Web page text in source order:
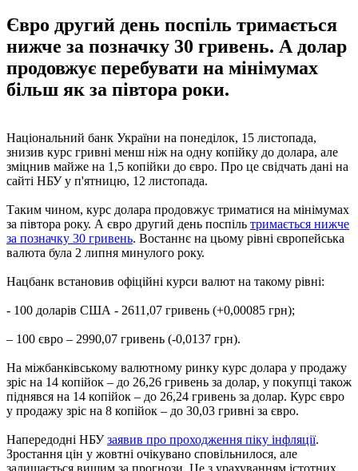
Євро другий день поспіль тримається
нижче за позначку 30 гривень. А долар
продовжує перебувати на мінімумах
більш як за півтора роки.
Національний банк України на понеділок, 15 листопада,
знизив курс гривні менш ніж на одну копійку до долара, але
зміцнив майже на 1,5 копійки до євро. Про це свідчать дані на
сайті НБУ у п'ятницю, 12 листопада.
Таким чином, курс долара продовжує триматися на мінімумах
за півтора року. А євро другий день поспіль тримається нижче
за позначку 30 гривень. Востаннє на цьому рівні європейська
валюта була 2 липня минулого року.
Нацбанк встановив офіційні курси валют на такому рівні:
- 100 доларів США - 2611,07 гривень (+0,00085 грн);
– 100 євро – 2990,07 гривень (-0,0137 грн).
На міжбанківському валютному ринку курс долара у продажу
зріс на 14 копійок – до 26,26 гривень за долар, у покупці також
піднявся на 14 копійок – до 26,24 гривень за долар. Курс євро
у продажу зріс на 8 копійок – до 30,03 гривні за євро.
Напередодні НБУзаявив про проходження піку інфляції.
Зростання цін у жовтні очікувано сповільнилося, але
залишається вищим за прогнози. Це з урахуванням істотних